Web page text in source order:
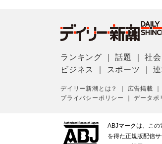
ランキング ｜話題 ｜社会
ビジネス
スポーツ ｜
デイリー新潮とは？ 広告掲載
プライバシーポリシー
｜データポ
ABJマークは、こ
を得た正規版配信